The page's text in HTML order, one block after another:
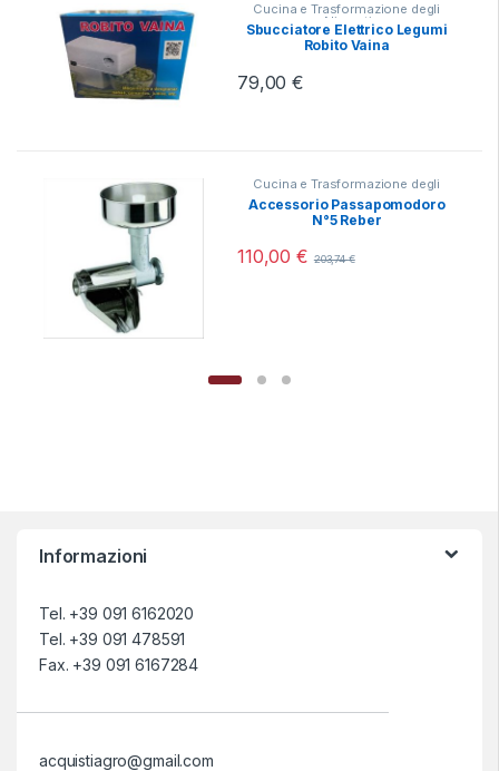
Cucina e Trasformazione degli
Alimenti
Sbucciatore Elettrico Legumi
Robito Vaina
79,00€
Cucina e Trasformazione degli
, Passapomodoro
Accessorio Passapomodoro
N°5 Reber
110,00€ 203,74€
Informazioni
Tel. +39 091 6162020
Tel. +39 091 478591
Fax. +39 091 6167284
acquistiagro@gmail.com